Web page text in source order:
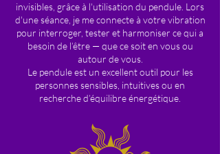
invisibles, grâce à l'utilisation du pendule. Lors
d'une séance, je me connecte à votre vibration
pour interroger, tester et harmoniser ce qui a
besoin de l’être — que ce soit en vous ou
autour de vous.
Le pendule est un excellent outil pour les
personnes sensibles, intuitives ou en
recherche d’équilibre énergétique.